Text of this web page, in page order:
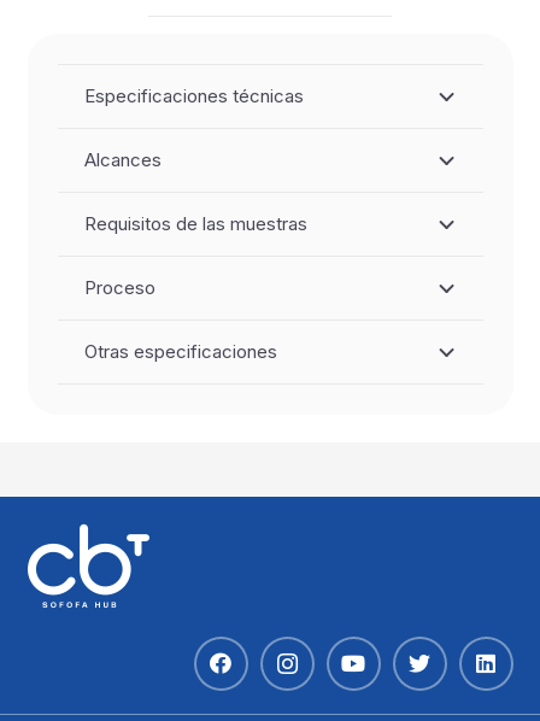
Especificaciones técnicas
Alcances
Requisitos de las muestras
Proceso
Otras especificaciones